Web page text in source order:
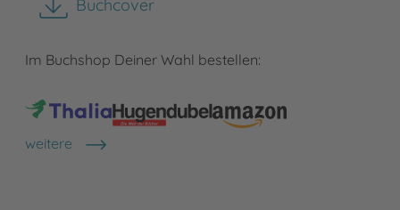
Buchcover
herunterladen
Im Buchshop Deiner Wahl bestellen:
weitere
Shops anzeigen